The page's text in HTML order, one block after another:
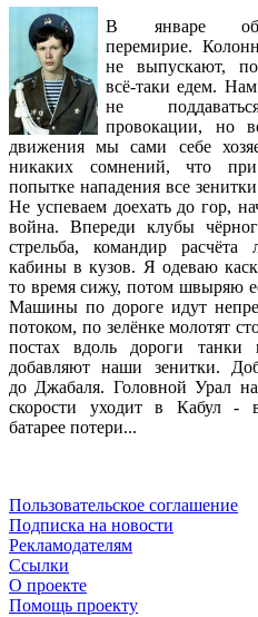
В январе
перемирие.
не выпускают,
всё-таки едем. Нам
не
провокации, но
движения мы сами себе
никаких сомнений, что
попытке нападения все зенитки
Не успеваем доехать до гор,
война. Впереди клубы
стрельба, командир расчёта
кабины в кузов. Я одеваю
то время сижу, потом швыряю
Машины по дороге идут
потоком, по зелёнке молотят
постах вдоль дороги
добавляют наши зенитки.
до Джабаля. Головной Урал
скорости уходит в Кабул -
батарее потери...
Пользовательское соглашение
Подписка на новости
Рекламодателям
Ссылки
О проекте
Помощь проекту